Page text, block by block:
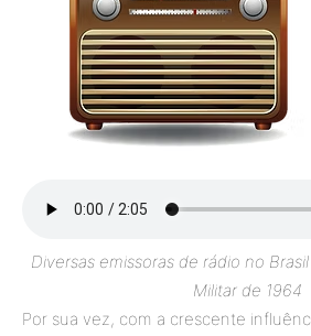
Diversas emissoras de rádio no
Militar de 1964
Por sua vez, com a crescente